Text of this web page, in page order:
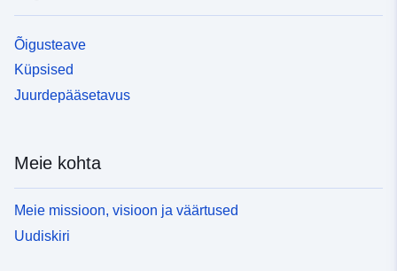
Õigusteave
Küpsised
Juurdepääsetavus
Meie kohta
Meie missioon, visioon ja väärtused
Uudiskiri